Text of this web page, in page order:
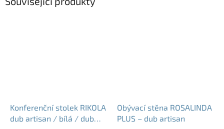
Konferenční stolek RIKOLA
dub artisan / bílá / dub
Obývací stěna ROSALINDA
PLUS – dub artisan